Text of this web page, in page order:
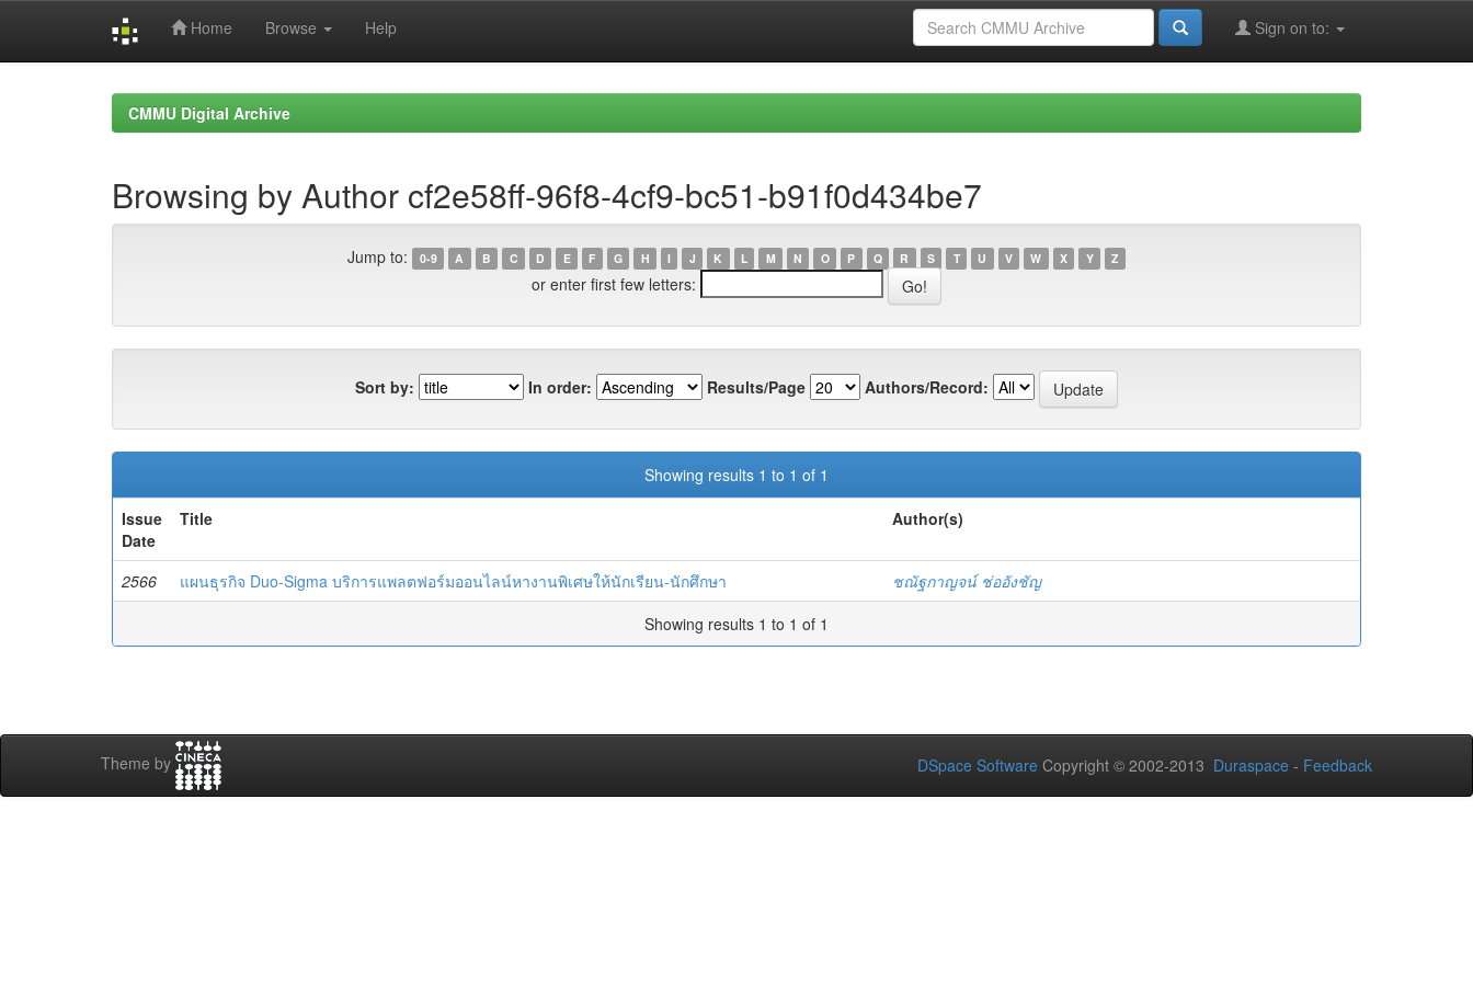
Home Browse Help Sign on to:
CMMU Digital Archive
Browsing by Author cf2e58ff-96f8-4cf9-bc51-b91f0d434be7
Jump to: 0-9 A B C D E F G H I J K L M N O P Q R S T U V W X Y Z
or enter first few letters:
Sort by: In order: Results/Page Authors/Record:
Showing results 1 to 1 of 1
Issue
Date
Title Author(s)
2566 แผนธุรกิจ Duo-Sigma บริการแพลตฟอร์มออนไลน์หางานพิเศษให้นักเรียน-นักศึกษา
ชณัฐกาญจน์ ช่ออังชัญ
Showing results 1 to 1 of 1
Theme by DSpace Software Copyright © 2002-2013 Duraspace - Feedback